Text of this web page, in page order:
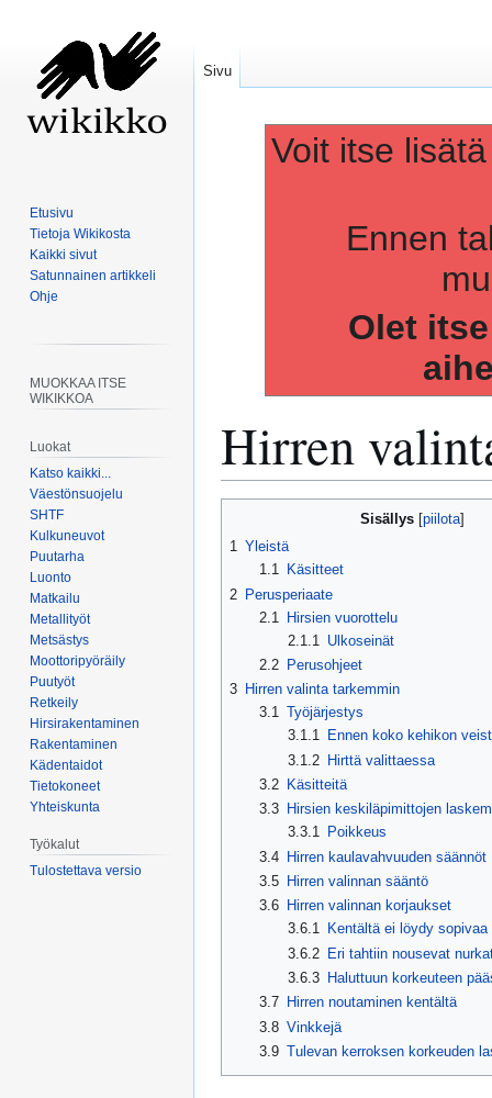
Voit itse
Ennen
Olet
Hirren
Sisällys
1 Yleistä
1.1
Käsitteet
2 Perusperiaate
2.1
Hirsien vuorottelu
2.1.1
Ulkoseinät
2.2
Perusohjeet
3 Hirren valinta tarkemmin
3.1 Työjärjestys
3.1.1 Ennen koko kehikon
3.1.2 Hirttä valittaessa
3.2
Käsitteitä
3.3
Hirsien keskiläpimittojen
3.3.1 Poikkeus
3.4 Hirren kaulavahvuuden säännöt
3.5
Hirren valinnan sääntö
3.6
Hirren valinnan korjaukset
3.6.1 Kentältä ei löydy sopivaa
3.6.2 Eri tahtiin nousevat
3.6.3 Haluttuun korkeuteen
3.7
Hirren noutaminen kentältä
3.8 Vinkkejä
3.9 Tulevan kerroksen korkeuden
Sivu
Etusivu
Tietoja Wikikosta
Kaikki sivut
Satunnainen artikkeli
Ohje
MUOKKAA ITSE
WIKIKKOA
Luokat
Katso kaikki...
Väestönsuojelu
SHTF
Kulkuneuvot
Puutarha
Luonto
Matkailu
Metallityöt
Metsästys
Moottoripyöräily
Puutyöt
Retkeily
Hirsirakentaminen
Rakentaminen
Kädentaidot
Tietokoneet
Yhteiskunta
Työkalut
Tulostettava versio